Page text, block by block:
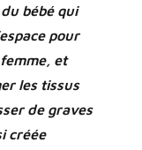
bébé qui
pour
et
les tissus
de graves
créée